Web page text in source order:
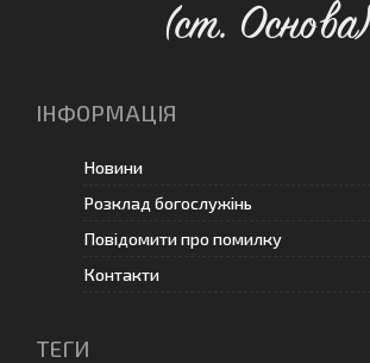
(ст. Основа)
ІНФОРМАЦІЯ
Новини
Розклад богослужінь
Повідомити про помилку
Контакти
ТЕГИ